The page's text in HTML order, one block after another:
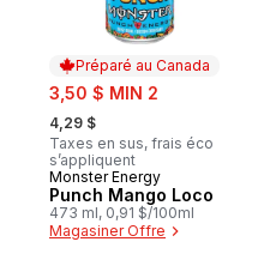
Préparé au Canada
sale:
3,50 $ MIN 2
, formerly:
4,29 $
Taxes en sus, frais éco
s’appliquent
Préparé au Canada
Monster Energy
Punch Mango Loco
473 ml, 0,91 $/100ml
Magasiner Offre